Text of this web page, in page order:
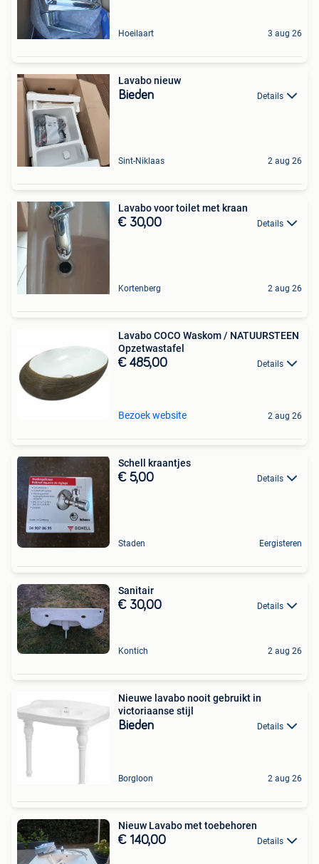
Hoeilaart 3 aug 26
Lavabo nieuw
Bieden Details
Sint-Niklaas 2 aug 26
Lavabo voor toilet met kraan
€ 30,00 Details
Kortenberg 2 aug 26
Lavabo COCO Waskom / NATUURSTEEN
Opzetwastafel
€ 485,00 Details
Bezoek website 2 aug 26
Schell kraantjes
€ 5,00 Details
Staden Eergisteren
Sanitair
€ 30,00 Details
Kontich 2 aug 26
Nieuwe lavabo nooit gebruikt in
victoriaanse stijl
Bieden Details
Borgloon 2 aug 26
Nieuw Lavabo met toebehoren
€ 140,00 Details